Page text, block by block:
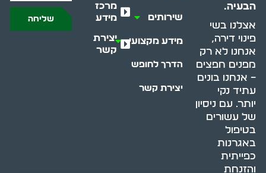
הבעיה.
אצלנו בשי
פינוי דירה,
אנחנו לא רק
מפנים חפצים
– אנחנו בונים
עתיד נקי
יותר. עם ניסיון
של עשורים
בטיפול
באגרנות
כפייתית
והזנחת
שירותים
מידע מקצועי
הדרך לחופש
יצירת קשר
מרכז
מידע
יצירת
קשר
שליחה